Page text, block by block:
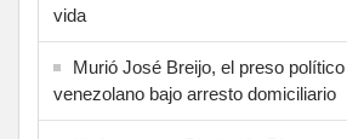
vida
Murió José Breijo, el preso
venezolano bajo arresto domiciliario